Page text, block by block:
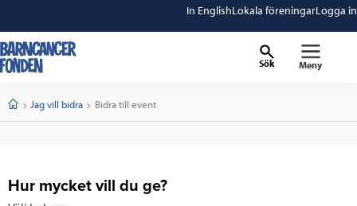
In EnglishLokala föreningarLogga in
Sök Meny
StartJag vill bidra Current:
Bidra till event
Hur mycket vill du ge?